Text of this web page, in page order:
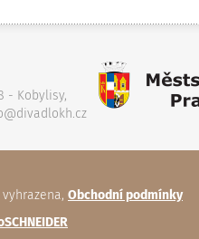
- Kobylisy,
Obchodní podmínky